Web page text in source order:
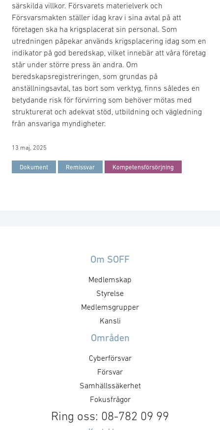
särskilda villkor. Försvarets materielverk och
Försvarsmakten ställer idag krav i sina avtal på att
företagen ska ha krigsplacerat sin personal. Som
utredningen påpekar används krigsplacering idag som en
indikator på god beredskap, vilket innebär att våra företag
står under större press än andra. Om
beredskapsregistreringen, som grundas på
anställningsavtal, tas bort som verktyg, finns således en
betydande risk för förvirring som behöver mötas med
strukturerat och adekvat stöd, utbildning och vägledning
från ansvariga myndigheter.
13 maj, 2025
Dokument Remissvar Kompetensförsörjning
Om SOFF
Medlemskap
Styrelse
Medlemsgrupper
Kansli
Områden
Cyberförsvar
Försvar
Samhällssäkerhet
Fokusfrågor
Ring oss: 08-782 09 99